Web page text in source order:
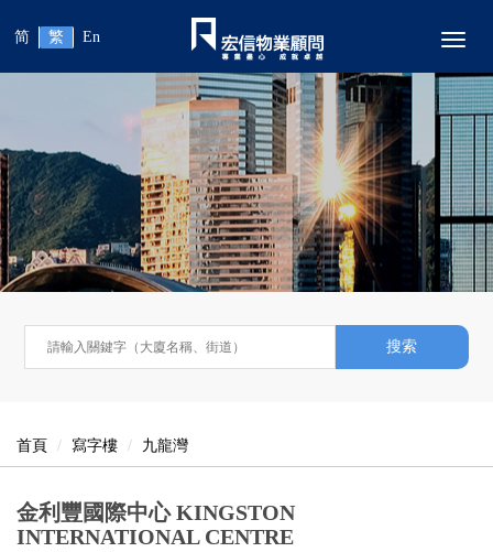
简 繁 En
搜索
首頁 寫字樓 九龍灣
金利豐國際中心 KINGSTON
INTERNATIONAL CENTRE